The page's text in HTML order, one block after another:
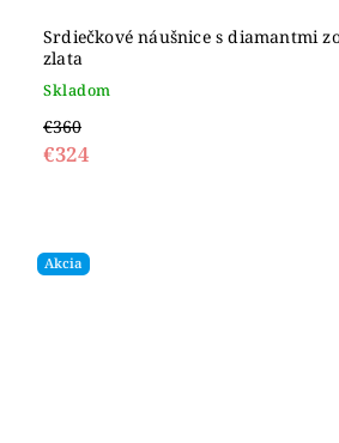
Srdiečkové náušnice s diamantmi
zlata
Skladom
€360
€324
Akcia